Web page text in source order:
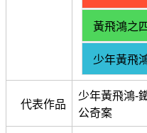
黃飛鴻之
少年黃飛
代表作品
少年黃飛鴻-
公奇案